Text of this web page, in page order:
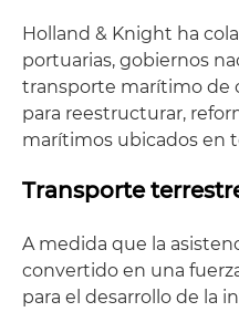
Holland & Knight ha
portuarias, gobiernos
transporte marítimo de
para reestructurar,
marítimos ubicados en
Transporte
A medida que la
convertido en una
para el desarrollo de la